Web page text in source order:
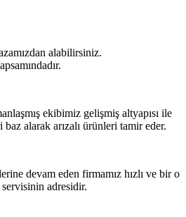
alabilirsiniz.
ekibimiz gelişmiş altyapısı ile
alarak arızalı ürünleri tamir eder.
devam eden firmamız hızlı ve bir o
servisinin adresidir.